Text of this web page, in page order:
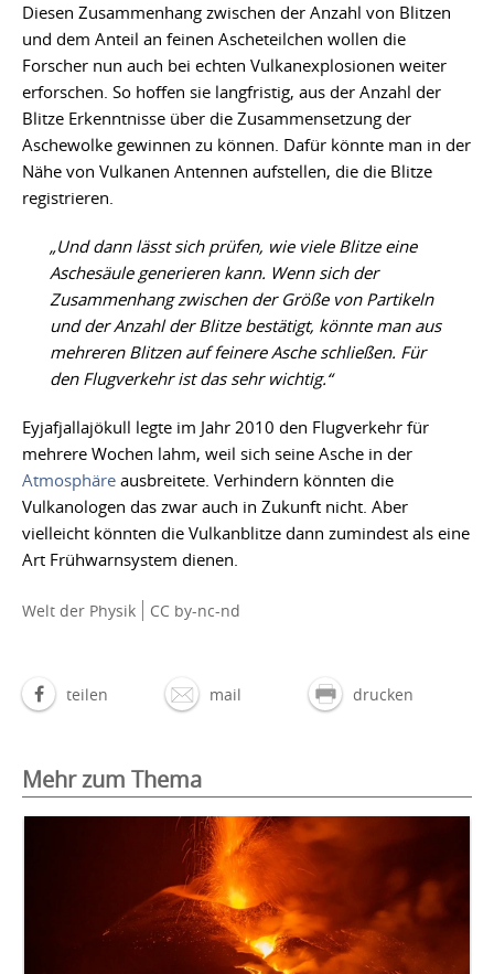
Diesen Zusammenhang zwischen der Anzahl von Blitzen
und dem Anteil an feinen Ascheteilchen wollen die
Forscher nun auch bei echten Vulkanexplosionen weiter
erforschen. So hoffen sie langfristig, aus der Anzahl der
Blitze Erkenntnisse über die Zusammensetzung der
Aschewolke gewinnen zu können. Dafür könnte man in der
Nähe von Vulkanen Antennen aufstellen, die die Blitze
registrieren.
„Und dann lässt sich prüfen, wie viele Blitze eine
Aschesäule generieren kann. Wenn sich der
Zusammenhang zwischen der Größe von Partikeln
und der Anzahl der Blitze bestätigt, könnte man aus
mehreren Blitzen auf feinere Asche schließen. Für
den Flugverkehr ist das sehr wichtig.“
Eyjafjallajökull legte im Jahr 2010 den Flugverkehr für
mehrere Wochen lahm, weil sich seine Asche in der
Atmosphäre ausbreitete. Verhindern könnten die
Vulkanologen das zwar auch in Zukunft nicht. Aber
vielleicht könnten die Vulkanblitze dann zumindest als eine
Art Frühwarnsystem dienen.
Welt der Physik CC by-nc-nd
teilen mail drucken
Mehr zum Thema